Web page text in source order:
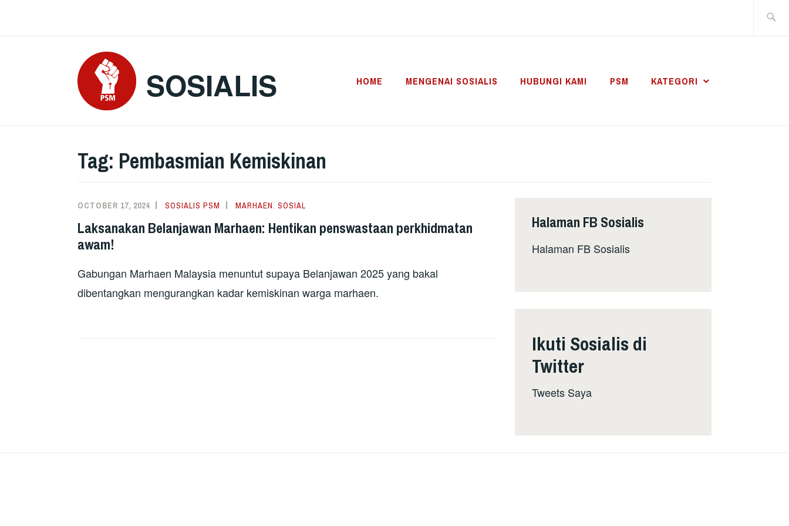
SOSIALIS HOME MENGENAI SOSIALIS HUBUNGI KAMI PSM KATEGORI
Tag: Pembasmian Kemiskinan
OCTOBER 17, 2024 SOSIALIS PSM MARHAEN SOSIAL
Laksanakan Belanjawan Marhaen: Hentikan penswastaan perkhidmatan
awam!
Gabungan Marhaen Malaysia menuntut supaya Belanjawan 2025 yang bakal
dibentangkan mengurangkan kadar kemiskinan warga marhaen.
Halaman FB Sosialis
Halaman FB Sosialis
Ikuti Sosialis di
Twitter
Tweets Saya